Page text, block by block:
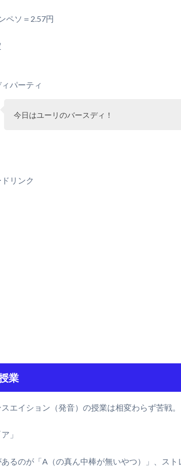
ペソ＝2.57円
パーティ
今日はユーリのバースディ！
リンク
業
エイション（発音）の授業は相変わらず苦戦。
」
るのが「A（の真ん中棒が無いやつ）」、ス